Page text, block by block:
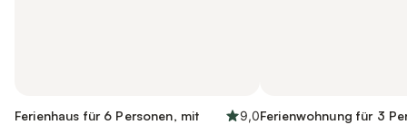
Ferienhaus für 6 Personen, mit
9,0Ferienwohnung für 3